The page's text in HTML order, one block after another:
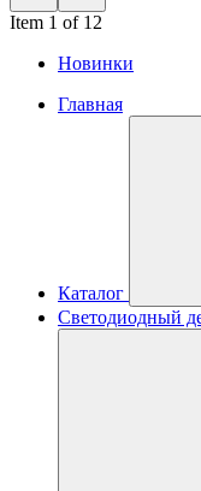
Item 1 of 12
Новинки
Главная
Каталог
Светодиодный